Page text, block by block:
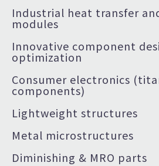
Industrial heat transfer
modules
Innovative component
optimization
Consumer electronics
components)
Lightweight structures
Metal microstructures
Diminishing & MRO parts